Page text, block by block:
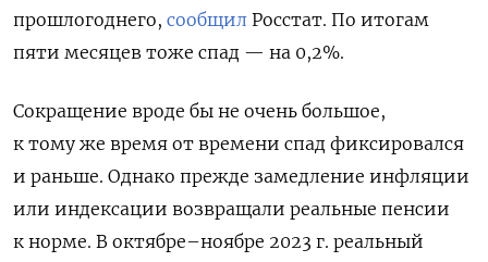
прошлогоднего, сообщил Росстат. По итогам
пяти месяцев тоже спад — на 0,2%.
Сокращение вроде бы не очень большое,
к тому же время от времени спад фиксировался
и раньше. Однако прежде замедление инфляции
или индексации возвращали реальные пенсии
к норме. В октябре–ноябре 2023 г. реальный